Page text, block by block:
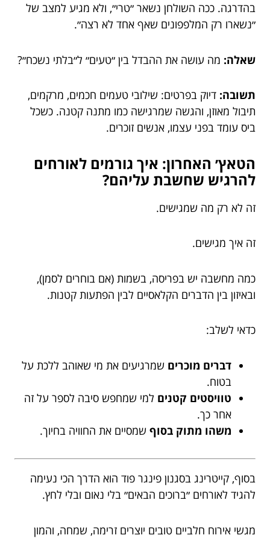
בהדרגה. ככה השולחן נשאר ״טרי״, ולא מגיע למצב של
״נשארו רק המלפפונים שאף אחד לא רצה״.
שאלה: מה עושה את ההבדל בין ״טעים״ ל״בלתי נשכח״?
תשובה: דיוק בפרטים: שילובי טעמים חכמים, מרקמים,
תיבול מאוזן, והגשה שמרגישה כמו מתנה קטנה. כשכל
ביס עומד בפני עצמו, אנשים זוכרים.
הטאץ׳ האחרון: איך גורמים לאורחים
להרגיש שחשבת עליהם?
זה לא רק מה שמגישים.
זה איך מגישים.
כמה מחשבה יש בפריסה, בשמות (אם בוחרים לסמן),
ובאיזון בין הדברים הקלאסיים לבין הפתעות קטנות.
כדאי לשלב:
דברים מוכרים שמרגיעים את מי שאוהב ללכת על
בטוח.
טוויסטים קטנים למי שמחפש סיבה לספר על זה
אחר כך.
משהו מתוק בסוף שמסיים את החוויה בחיוך.
בסוף, קייטרינג בסגנון פינגר פוד הוא הדרך הכי נעימה
להגיד לאורחים ״ברוכים הבאים״ בלי נאום ובלי לחץ.
מגשי אירוח חלביים טובים יוצרים זרימה, שמחה, והמון